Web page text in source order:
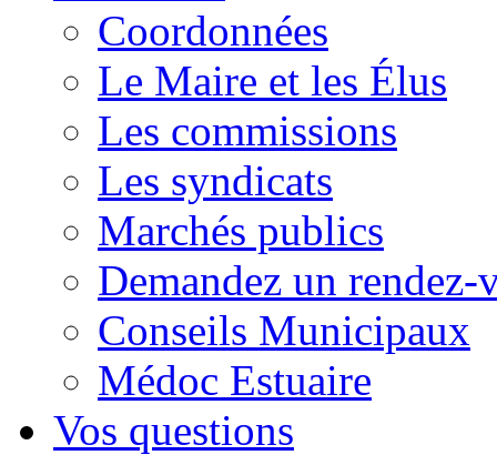
Coordonnées
Le Maire et les Élus
Les commissions
Les syndicats
Marchés publics
Demandez un rendez-
Conseils Municipaux
Médoc Estuaire
Vos questions